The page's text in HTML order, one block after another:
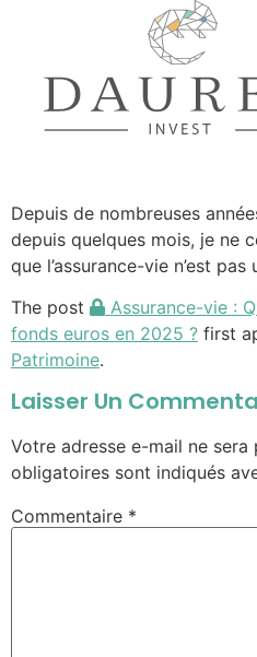
Depuis de nombreuses
depuis quelques mois, je ne
que l’assurance-vie n’est
The post
Assurance-vie :
fonds euros en 2025 ? first
Patrimoine.
Laisser Un
Votre adresse e-mail ne sera
obligatoires sont indiqués
Commentaire *